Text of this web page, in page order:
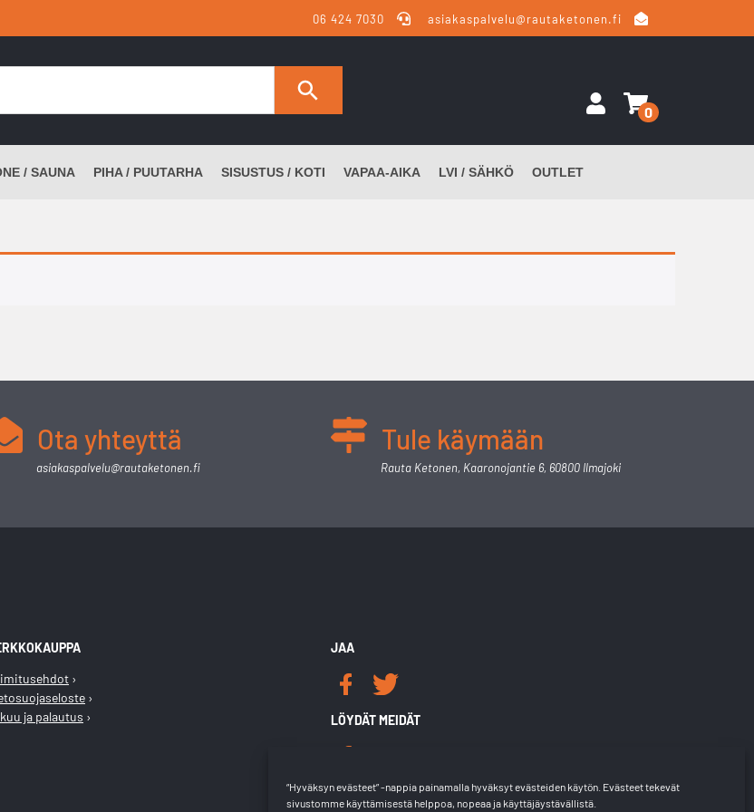
“Hyväksyn evästeet” -nappia painamalla hyväksyt evästeiden käytön. Evästeet tekevät
sivustomme käyttämisestä helppoa, nopeaa ja käyttäjäystävällistä.
06 424 7030 asiakaspalvelu@rautaketonen.fi
0
/ SAUNA PIHA / PUUTARHA SISUSTUS / KOTI VAPAA-AIKA LVI / SÄHKÖ OUTLET
Ota yhteyttä
asiakaspalvelu@rautaketonen.fi
Tule käymään
Rauta Ketonen, Kaaronojantie 6, 60800 Ilmajoki
ja palautus
JAA
LÖYDÄT MEIDÄT